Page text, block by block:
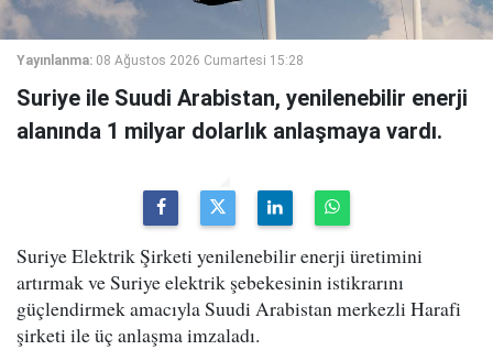
Yayınlanma: 08 Ağustos 2026 Cumartesi 15:28
Suriye ile Suudi Arabistan, yenilenebilir enerji
alanında 1 milyar dolarlık anlaşmaya vardı.
Suriye Elektrik Şirketi yenilenebilir enerji üretimini
artırmak ve Suriye elektrik şebekesinin istikrarını
güçlendirmek amacıyla Suudi Arabistan merkezli Harafi
şirketi ile üç anlaşma imzaladı.